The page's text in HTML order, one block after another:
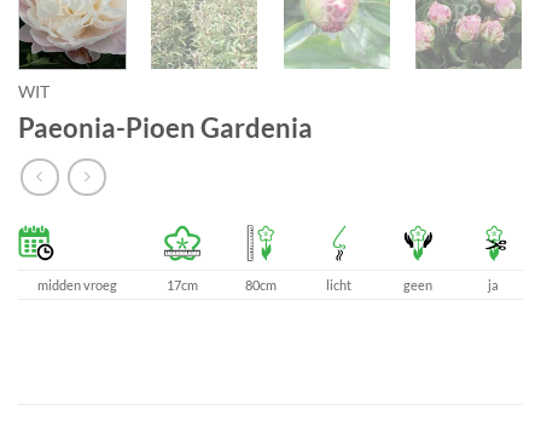
WIT
Paeonia-Pioen Gardenia
midden vroeg 17cm 80cm licht geen ja